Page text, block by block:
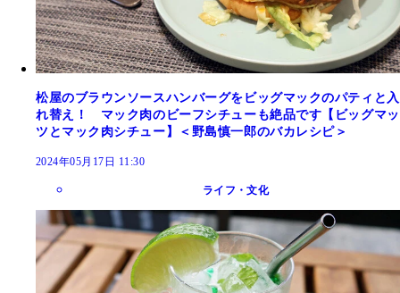
松屋のブラウンソースハンバーグをビッグマックのパティと入
れ替え！ マック肉のビーフシチューも絶品です【ビッグマッ
ツとマック肉シチュー】＜野島慎一郎のバカレシピ＞
2024年05月17日 11:30
ライフ・文化